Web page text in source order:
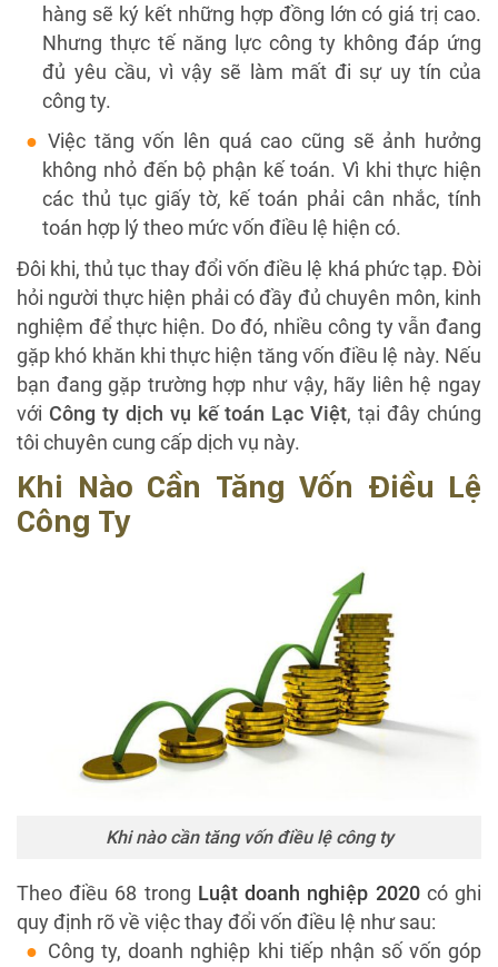
hàng sẽ ký kết những hợp đồng lớn có giá trị cao.
Nhưng thực tế năng lực công ty không đáp ứng
đủ yêu cầu, vì vậy sẽ làm mất đi sự uy tín của
công ty.
Việc tăng vốn lên quá cao cũng sẽ ảnh hưởng
không nhỏ đến bộ phận kế toán. Vì khi thực hiện
các thủ tục giấy tờ, kế toán phải cân nhắc, tính
toán hợp lý theo mức vốn điều lệ hiện có.
Đôi khi, thủ tục thay đổi vốn điều lệ khá phức tạp. Đòi
hỏi người thực hiện phải có đầy đủ chuyên môn, kinh
nghiệm để thực hiện. Do đó, nhiều công ty vẫn đang
gặp khó khăn khi thực hiện tăng vốn điều lệ này. Nếu
bạn đang gặp trường hợp như vậy, hãy liên hệ ngay
với Công ty dịch vụ kế toán Lạc Việt, tại đây chúng
tôi chuyên cung cấp dịch vụ này.
Khi Nào Cần Tăng Vốn Điều Lệ
Công Ty
Khi nào cần tăng vốn điều lệ công ty
Theo điều 68 trong Luật doanh nghiệp 2020có ghi
quy định rõ về việc thay đổi vốn điều lệ như sau:
Công ty, doanh nghiệp khi tiếp nhận số vốn góp